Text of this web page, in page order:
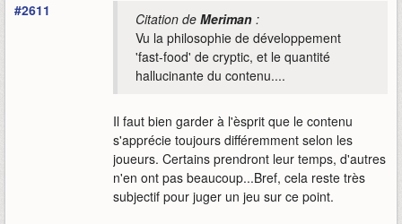
#2611 Citation de Meriman :
Vu la philosophie de développement
'fast-food' de cryptic, et le quantité
hallucinante du contenu....
Il faut bien garder à l'èsprit que le contenu
s'apprécie toujours différemment selon les
joueurs. Certains prendront leur temps, d'autres
n'en ont pas beaucoup...Bref, cela reste très
subjectif pour juger un jeu sur ce point.